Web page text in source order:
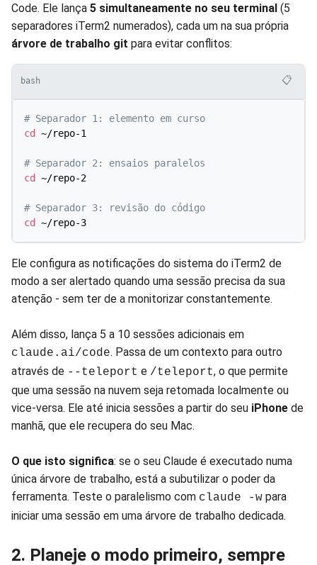
Code. Ele lança 5 simultaneamente no seu terminal (5
separadores iTerm2 numerados), cada um na sua própria
árvore de trabalho git para evitar conflitos:
bash 📋
# Separador 1: elemento em curso
cd
~/repo-1
# Separador 2: ensaios paralelos
cd
~/repo-2
# Separador 3: revisão do código
cd
Ele configura as notificações do sistema do iTerm2 de
modo a ser alertado quando uma sessão precisa da sua
atenção - sem ter de a monitorizar constantemente.
Além disso, lança 5 a 10 sessões adicionais em
claude.ai/code. Passa de um contexto para outro
através de --teleport e /teleport, o que permite
que uma sessão na nuvem seja retomada localmente ou
vice-versa. Ele até inicia sessões a partir do seu iPhone de
manhã, que ele recupera do seu Mac.
O que isto significa: se o seu Claude é executado numa
única árvore de trabalho, está a subutilizar o poder da
ferramenta. Teste o paralelismo com claude -w para
iniciar uma sessão em uma árvore de trabalho dedicada.
2. Planeje o modo primeiro, sempre